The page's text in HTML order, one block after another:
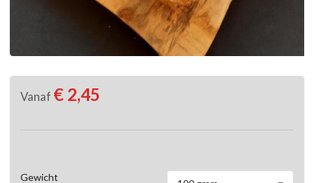
Vanaf € 2,45
Gewicht